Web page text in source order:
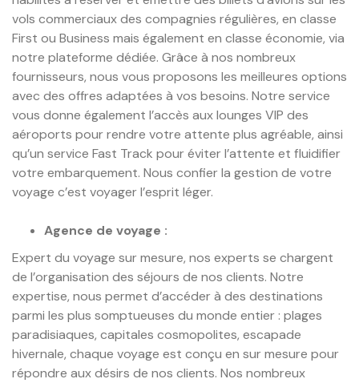
vols commerciaux des compagnies régulières, en classe
First ou Business mais également en classe économie, via
notre plateforme dédiée. Grâce à nos nombreux
fournisseurs, nous vous proposons les meilleures options
avec des offres adaptées à vos besoins. Notre service
vous donne également l’accès aux lounges VIP des
aéroports pour rendre votre attente plus agréable, ainsi
qu’un service Fast Track pour éviter l’attente et fluidifier
votre embarquement. Nous confier la gestion de votre
voyage c’est voyager l’esprit léger.
Agence de voyage :
Expert du voyage sur mesure, nos experts se chargent
de l’organisation des séjours de nos clients. Notre
expertise, nous permet d’accéder à des destinations
parmi les plus somptueuses du monde entier : plages
paradisiaques, capitales cosmopolites, escapade
hivernale, chaque voyage est conçu en sur mesure pour
répondre aux désirs de nos clients. Nos nombreux